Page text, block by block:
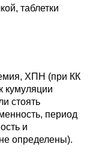
таблетки
ХПН (при КК
кумуляции
стоять
период
и
определены).